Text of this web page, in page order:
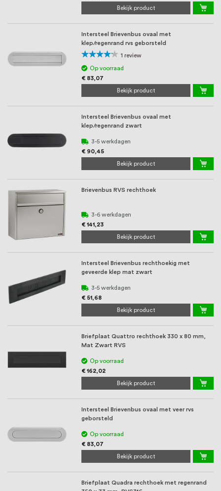
Bekijk product
Intersteel Brievenbus ovaal met
klep/regenrand rvs geborsteld
Waardering:
80%
1 review
Op voorraad
€ 83,07
Bekijk product
Intersteel Brievenbus ovaal met
klep/regenrand zwart
3-5 werkdagen
€ 90,45
Bekijk product
Brievenbus RVS rechthoek
3-6 werkdagen
€ 141,23
Bekijk product
Intersteel Brievenbus rechthoekig met
geveerde klep mat zwart
3-5 werkdagen
€ 51,68
Bekijk product
Briefplaat Quattro rechthoek 330 x 80 mm,
Mat Zwart RVS
Op voorraad
€ 162,02
Bekijk product
Intersteel Brievenbus ovaal met veer rvs
geborsteld
Op voorraad
€ 83,07
Bekijk product
Briefplaat Quadra rechthoek met regenrand